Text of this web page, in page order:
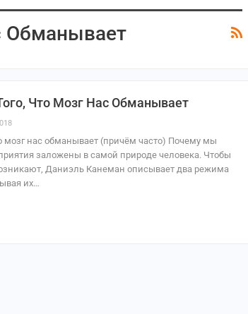
Обманывает
Что Мозг Нас Обманывает
мозг нас обманывает (причём часто) Почему мы
заложены в самой природе человека. Чтобы
Даниэль Канеман описывает два режима
их…